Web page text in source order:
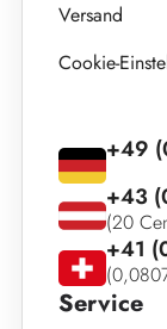
Versand
Cookie-
Service
+49
+43
(20
+41